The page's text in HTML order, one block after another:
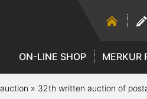
ON-LINE SHOP MERKUR
» 32th written auction of